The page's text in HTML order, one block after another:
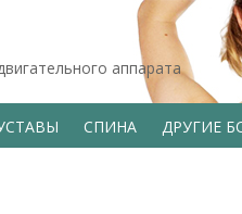
аппарата
СПИНА ДРУГИЕ